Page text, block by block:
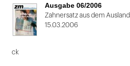
von
Ausgabe 06/2006
Zahnersatz aus dem Ausland
15.03.2006
ck